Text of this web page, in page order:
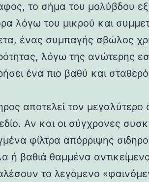
το σήμα του μολύβδου
λόγω του μικρού και
ένας συμπαγής σβώλος
λόγω της ανώτερης
ένα πιο βαθύ και
αποτελεί τον
Αν και οι σύγχρονες
φίλτρα απόρριψης
ή βαθιά θαμμένα
το λεγόμενο